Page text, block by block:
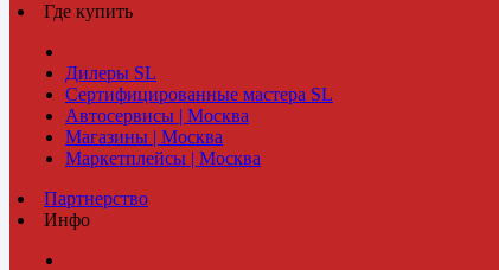
Где купить
Дилеры SL
Сертифицированные мастера SL
Автосервисы | Москва
Магазины | Москва
Маркетплейсы | Москва
Партнерство
Инфо